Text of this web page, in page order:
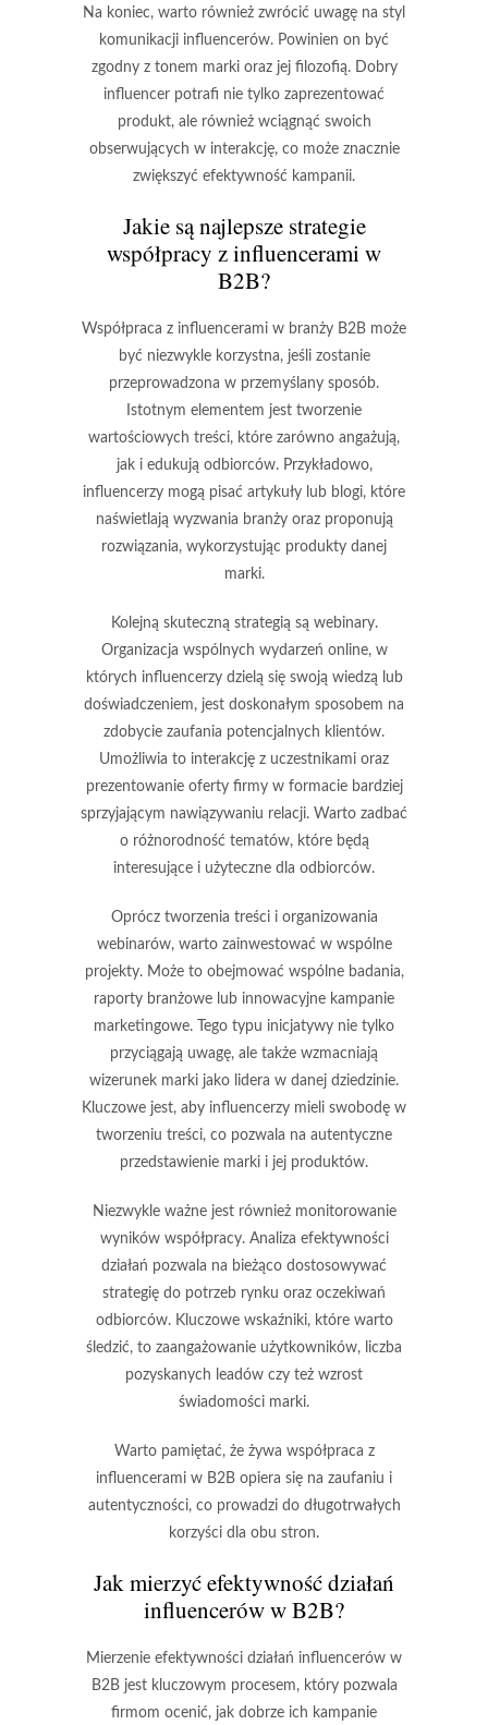
Na koniec, warto również zwrócić uwagę na styl
komunikacji influencerów. Powinien on być
zgodny z tonem marki oraz jej filozofią. Dobry
influencer potrafi nie tylko zaprezentować
produkt, ale również wciągnąć swoich
obserwujących w interakcję, co może znacznie
zwiększyć efektywność kampanii.
Jakie są najlepsze strategie
współpracy z influencerami w
B2B?
Współpraca z influencerami w branży B2B może
być niezwykle korzystna, jeśli zostanie
przeprowadzona w przemyślany sposób.
Istotnym elementem jest tworzenie
wartościowych treści, które zarówno angażują,
jak i edukują odbiorców. Przykładowo,
influencerzy mogą pisać artykuły lub blogi, które
naświetlają wyzwania branży oraz proponują
rozwiązania, wykorzystując produkty danej
marki.
Kolejną skuteczną strategią są webinary.
Organizacja wspólnych wydarzeń online, w
których influencerzy dzielą się swoją wiedzą lub
doświadczeniem, jest doskonałym sposobem na
zdobycie zaufania potencjalnych klientów.
Umożliwia to interakcję z uczestnikami oraz
prezentowanie oferty firmy w formacie bardziej
sprzyjającym nawiązywaniu relacji. Warto zadbać
o różnorodność tematów, które będą
interesujące i użyteczne dla odbiorców.
Oprócz tworzenia treści i organizowania
webinarów, warto zainwestować w wspólne
projekty. Może to obejmować wspólne badania,
raporty branżowe lub innowacyjne kampanie
marketingowe. Tego typu inicjatywy nie tylko
przyciągają uwagę, ale także wzmacniają
wizerunek marki jako lidera w danej dziedzinie.
Kluczowe jest, aby influencerzy mieli swobodę w
tworzeniu treści, co pozwala na autentyczne
przedstawienie marki i jej produktów.
Niezwykle ważne jest również monitorowanie
wyników współpracy. Analiza efektywności
działań pozwala na bieżąco dostosowywać
strategię do potrzeb rynku oraz oczekiwań
odbiorców. Kluczowe wskaźniki, które warto
śledzić, to zaangażowanie użytkowników, liczba
pozyskanych leadów czy też wzrost
świadomości marki.
Warto pamiętać, że żywa współpraca z
influencerami w B2B opiera się na zaufaniu i
autentyczności, co prowadzi do długotrwałych
korzyści dla obu stron.
Jak mierzyć efektywność działań
influencerów w B2B?
Mierzenie efektywności działań influencerów w
B2B jest kluczowym procesem, który pozwala
firmom ocenić, jak dobrze ich kampanie